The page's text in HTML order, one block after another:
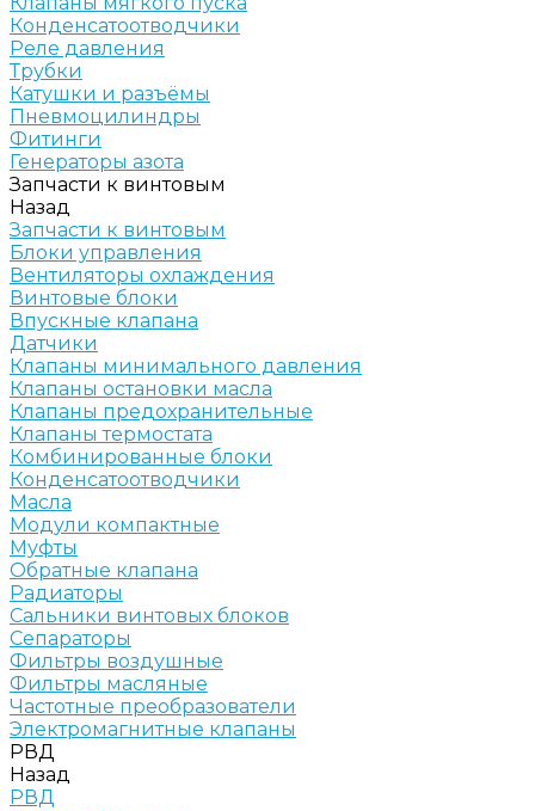
Конденсатоотводчики
Реле давления
Трубки
Катушки и разъёмы
Пневмоцилиндры
Фитинги
Генераторы азота
Запчасти к винтовым
Назад
Запчасти к винтовым
Блоки управления
Вентиляторы охлаждения
Винтовые блоки
Впускные клапана
Датчики
Клапаны минимального давления
Клапаны остановки масла
Клапаны предохранительные
Клапаны термостата
Комбинированные блоки
Конденсатоотводчики
Масла
Модули компактные
Муфты
Обратные клапана
Радиаторы
Сальники винтовых блоков
Сепараторы
Фильтры воздушные
Фильтры масляные
Частотные преобразователи
Электромагнитные клапаны
РВД
Назад
РВД